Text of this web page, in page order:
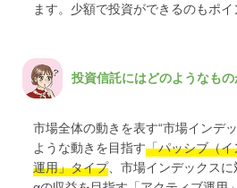
ます。少額で投資ができるのもポイ
投資信託にはどのようなもの
市場全体の動きを表す“市場インデ
ような動きを目指す「パッシブ（
運用」タイプ、市場インデックスに